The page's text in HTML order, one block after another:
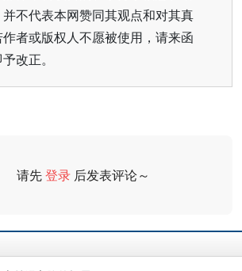
不代表本网赞同其观点和对其真
者或版权人不愿被使用，请来函
改正。
请先登录 后发表评论～